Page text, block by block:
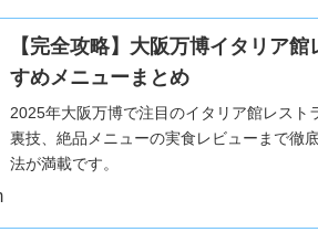
【完全攻略】大阪万博イタリア
すめメニューまとめ
2025年大阪万博で注目のイタリア館レスト
裏技、絶品メニューの実食レビューまで徹
法が満載です。